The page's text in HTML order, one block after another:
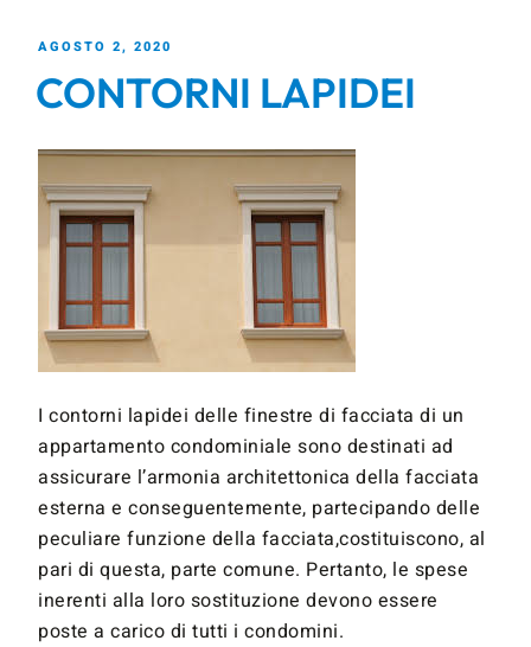
AGOSTO 2, 2020
CONTORNI LAPIDEI
I contorni lapidei delle finestre di facciata di un
appartamento condominiale sono destinati ad
assicurare l’armonia architettonica della facciata
esterna e conseguentemente, partecipando delle
peculiare funzione della facciata,costituiscono, al
pari di questa, parte comune. Pertanto, le spese
inerenti alla loro sostituzione devono essere
poste a carico di tutti i condomini.